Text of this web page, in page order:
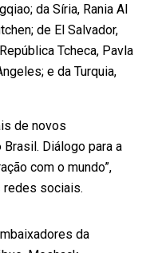
da Síria, Rania Al
de El Salvador,
Tcheca, Pavla
e da Turquia,
de novos
Diálogo para a
com o mundo”,
redes sociais.
da